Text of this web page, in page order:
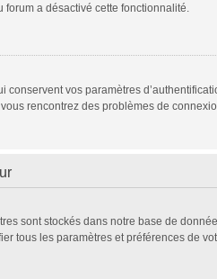
forum a désactivé cette fonctionnalité.
vos paramètres
rencontrez des problèmes de
sont stockés dans notre base de
tous les paramètres et préférences de